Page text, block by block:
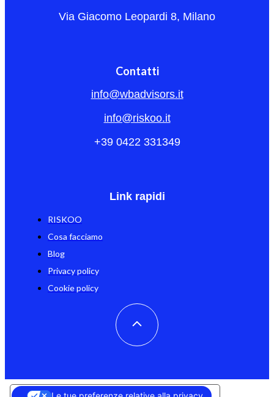
Via Giacomo Leopardi 8, Milano
Contatti
info@wbadvisors.it
info@riskoo.it
+39 0422 331349
Link rapidi
RISKOO
Cosa facciamo
Blog
Privacy policy
Cookie policy